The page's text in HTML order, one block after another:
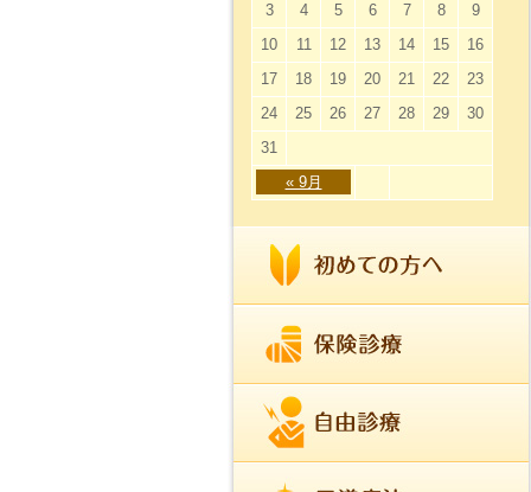
« 9月
3
4 5 6 7 8
9
10
11 12 13 14 15
16
17
18 19 20 21 22
23
24
25 26 27 28 29
30
31